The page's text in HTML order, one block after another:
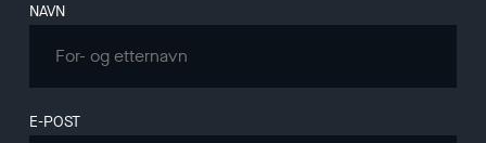
Leave
this
field
NAVN
E-POST